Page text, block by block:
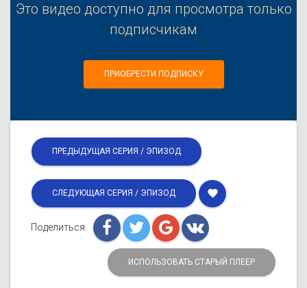
Это видео доступно для просмотра только
подписчикам
ПРИОБРЕСТИ ПОДПИСКУ
ПРЕДЫДУЩАЯ СЕРИЯ / ЭПИЗОД
СЛЕДУЮЩАЯ СЕРИЯ / ЭПИЗОД favorite
Поделиться
ИСПОЛЬЗОВАТЬ СТАРЫЙ ПЛЕЕР